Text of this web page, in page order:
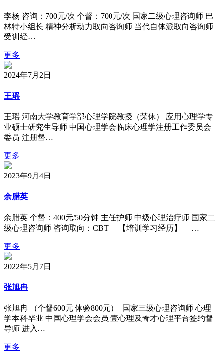
李杨 咨询：700元/次 个督：700元/次 国家二级心理咨询师 巴
林特小组长 精神分析动力取向咨询师 当代自体派取向咨询师
受训经…
更多
2024年7月2日
王瑶
王瑶 河南大学教育学部心理学院教授（荣休） 应用心理学专
业硕士研究生导师 中国心理学会临床心理学注册工作委员会
委员 注册督…
更多
2023年9月4日
余腊英
余腊英 个督：400元/50分钟 主任护师 中级心理治疗师 国家二
级心理咨询师 咨询取向：CBT 【培训学习经历】 …
更多
2022年5月7日
张旭冉
张旭冉 （个督600元 体验800元） 国家三级心理咨询师 心理
学本科毕业 中国心理学会会员 壹心理及奇才心理平台签约督
导师 进入…
更多